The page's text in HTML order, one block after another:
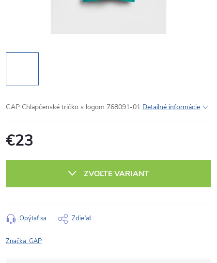
GAP Chlapčenské tričko s logom 768091-01 Detailné informácie
€23
ZVOĽTE VARIANT
Opýtať sa Zdieľať
Značka:GAP